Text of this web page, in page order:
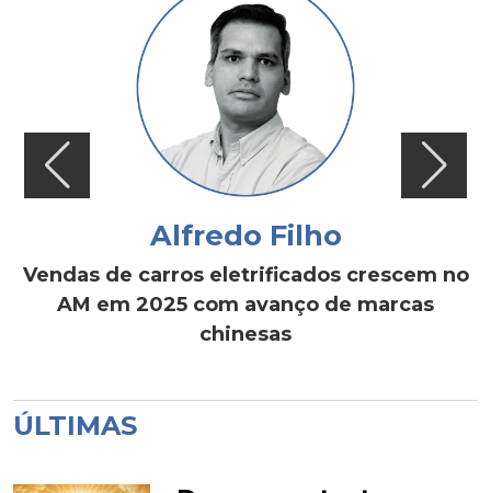
Alfredo Filho
Vendas de carros eletrificados crescem no
AM em 2025 com avanço de marcas
chinesas
ÚLTIMAS